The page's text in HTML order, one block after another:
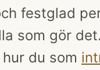
festglad
som gör
du som